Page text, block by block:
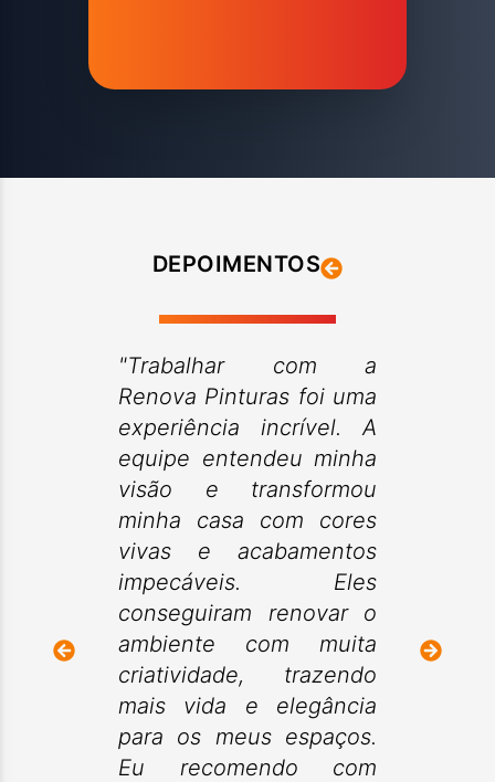
DEPOIMENTOS
"Trabalhar com a
Renova Pinturas foi uma
experiência incrível. A
equipe entendeu minha
visão e transformou
minha casa com cores
vivas e acabamentos
impecáveis. Eles
conseguiram renovar o
ambiente com muita
criatividade, trazendo
mais vida e elegância
para os meus espaços.
Eu recomendo com